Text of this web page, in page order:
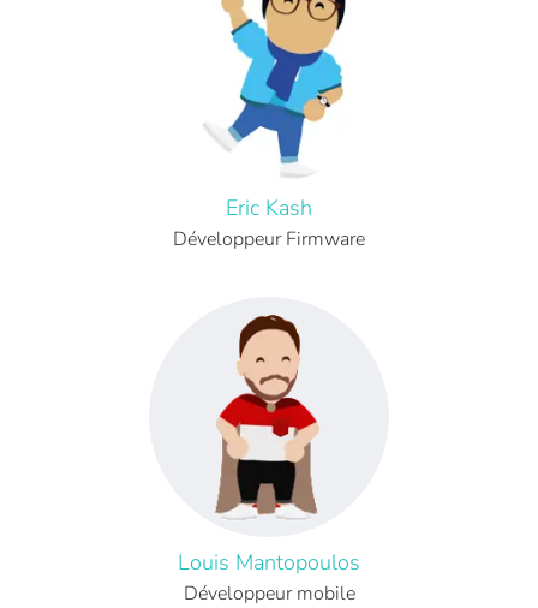
Eric Kash
Développeur Firmware
Louis Mantopoulos
Développeur mobile